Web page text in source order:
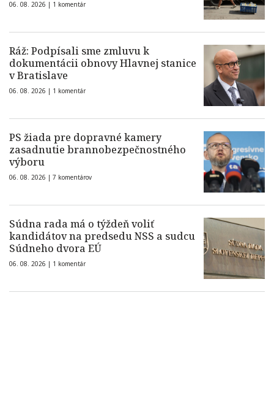
06. 08. 2026 | 1 komentár
Ráž: Podpísali sme zmluvu k
dokumentácii obnovy Hlavnej stanice
v Bratislave
06. 08. 2026 | 1 komentár
PS žiada pre dopravné kamery
zasadnutie brannobezpečnostného
výboru
06. 08. 2026 | 7 komentárov
Súdna rada má o týždeň voliť
kandidátov na predsedu NSS a sudcu
Súdneho dvora EÚ
06. 08. 2026 | 1 komentár